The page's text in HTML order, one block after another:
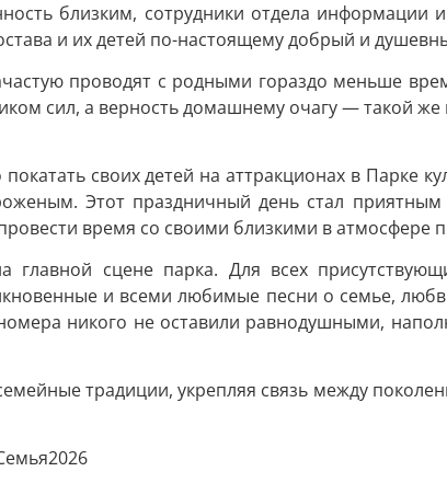
близким, сотрудники отдела информации
и их детей по-настоящему добрый и
проводят с родными гораздо меньше
сил, а верность домашнему очагу — такой
своих детей на аттракционах в Парке
Этот праздничный день стал
время со своими близкими в атмосфере
сцене парка. Для всех
и всеми любимые песни о семье,
никого не оставили равнодушными,
традиции, укрепляя связь между